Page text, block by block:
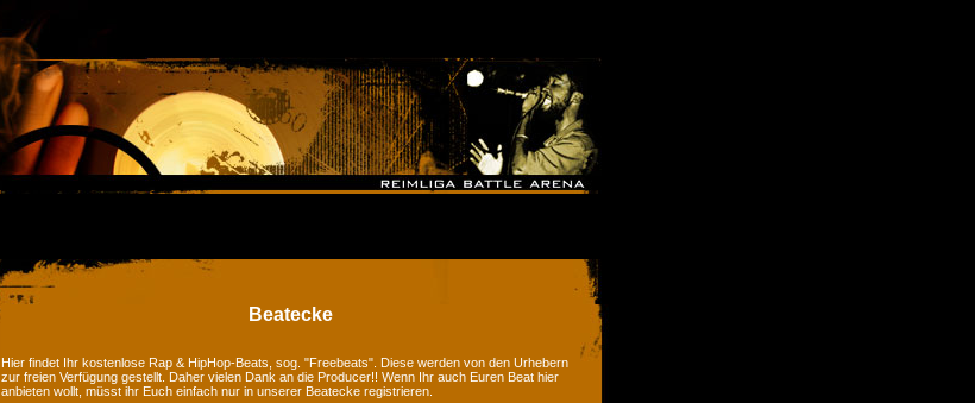
Beatecke
Hier findet Ihr kostenlose Rap & HipHop-Beats, sog. "Freebeats". Diese werden von den Urhebern
zur freien Verfügung gestellt. Daher vielen Dank an die Producer!! Wenn Ihr auch Euren Beat hier
anbieten wollt, müsst ihr Euch einfach nur in unserer Beatecke registrieren.